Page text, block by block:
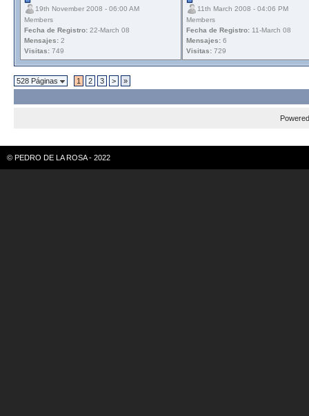
19th November 2008 - 06:00 AM
Members
Fecha de Registro: 22-March 08
Mensajes: 2
Visitas: 749
11th March 2008 - 04:06 PM
Members
Fecha de Registro: 11-March 08
Mensajes: 6
Visitas: 729
528 Páginas 1 2 3 > »
© PEDRO DE LA ROSA - 2022